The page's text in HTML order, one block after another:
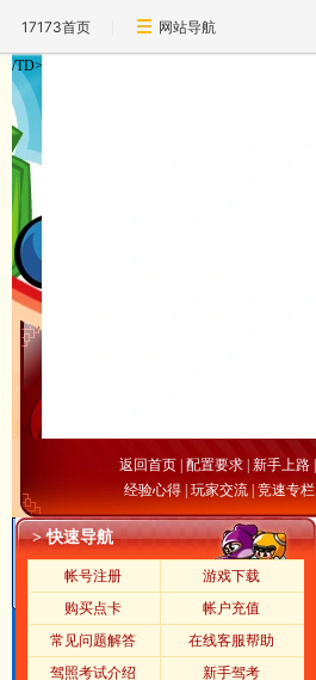
17173首页 网站导航
/TD>
返回首页 配置要求 新手上路
经验心得 |玩家交流|竞速专栏
> 快速导航
帐号注册
游戏下载
购买点卡
帐户充值
常见问题解答
在线客服帮助
驾照考试介绍
新手驾考